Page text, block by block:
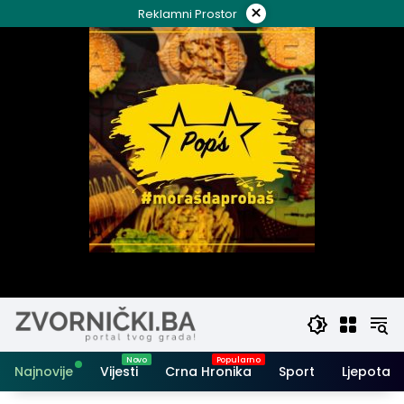
to
Reklamni Prostor ×
Najnovije Vijesti Crna Hronika Sport Ljepota i